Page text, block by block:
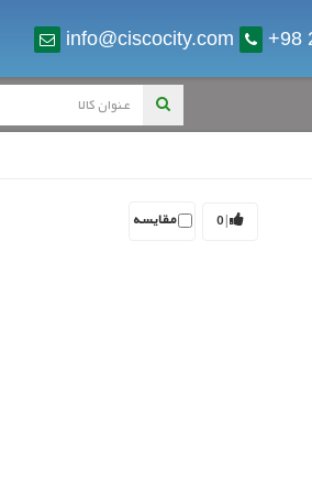
+98
info@ciscocity.com
|
0 مقایسه